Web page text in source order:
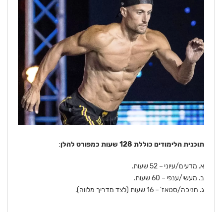
תוכנית הלימודים כוללת 128 שעות כמפורט להלן :
א. מדעים/עיוני – 52 שעות.
ב. מעשי/ענפי – 60 שעות.
ג. חניכה/סטאז' – 16 שעות (לצד מדריך מלווה).